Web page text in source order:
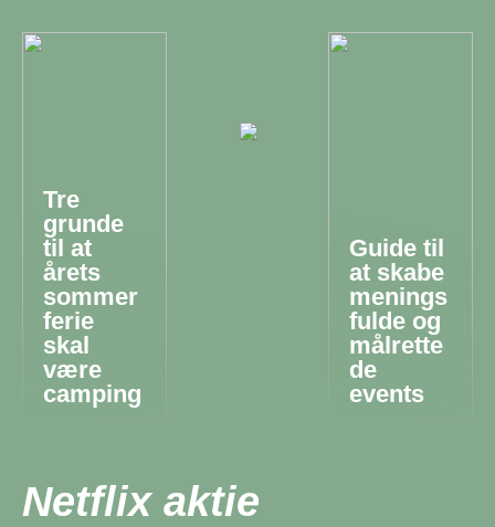
Tre
grunde
til at
årets
sommer
ferie
skal
være
camping
Guide til
at skabe
menings
fulde og
målrette
de
events
Netflix aktie